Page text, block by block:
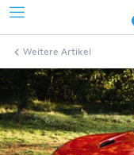
Weitere Artikel